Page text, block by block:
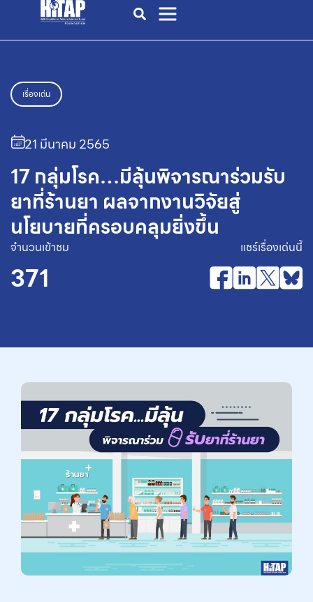
เรื่องเด่น
21 มีนาคม 2565
17 กลุ่มโรค…มีลุ้นพิจารณาร่วมรับ
ยาที่ร้านยา ผลจากงานวิจัยสู่
นโยบายที่ครอบคลุมยิ่งขึ้น
จำนวนเข้าชม
371
แชร์เรื่องเด่นนี้